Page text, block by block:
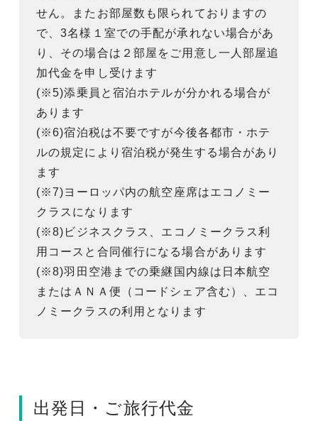
せん。またお部屋数も限られておりますの
で、3名様１室での手配が承れない場合があ
り、その場合は２部屋をご用意し一人部屋追
加代金を申し受けます
(※5)添乗員と宿泊ホテルが分かれる場合が
あります
(※6)宿泊税は不要ですが今後各都市・ホテ
ルの規定により宿泊税が発生する場合があり
ます
(※7)ヨーロッパ内の航空座席はエコノミー
クラスになります
(※8)ビジネスクラス、エコノミークラス利
用コースと合同催行になる場合があります
(※8)羽田空港までの乗継国内線は日本航空
またはＡＮＡ便（コードシェア含む）、エコ
ノミークラスの利用となります
出発日・ご旅行代金